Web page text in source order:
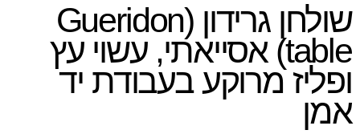
שולחן גרידון (Gueridon
table) אסייאתי, עשוי עץ
ופליז מרוקע בעבודת יד
אמן